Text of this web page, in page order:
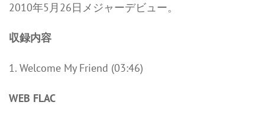
2010年5月26日メジャーデビュー。
収録内容
1. Welcome My Friend (03:46)
WEB FLAC